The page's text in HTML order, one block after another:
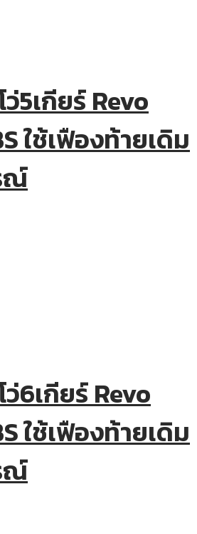
5เกียร์ Revo
ใช้เฟืองท้ายเดิม
ณ์
6เกียร์ Revo
ใช้เฟืองท้ายเดิม
ณ์